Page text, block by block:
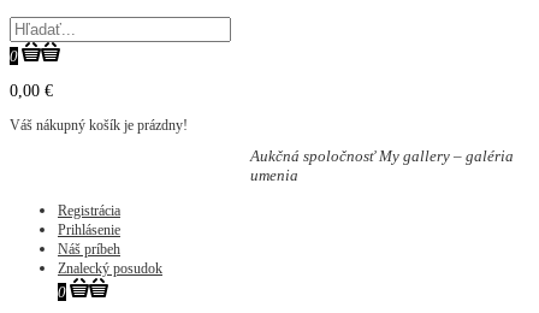
0
0,00 €
Váš nákupný košík je prázdny!
Aukčná spoločnosť My gallery – galéria
umenia
Registrácia
Prihlásenie
Náš príbeh
Znalecký posudok
0